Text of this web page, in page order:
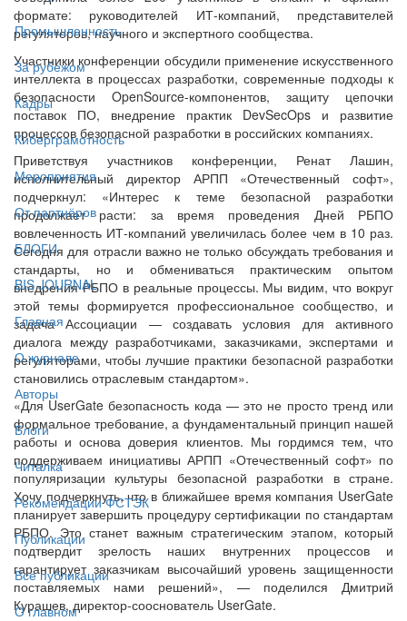
Промышленность
За рубежом
Кадры
Киберграмотность
Мероприятия
От партнёров
БЛОГИ
BIS JOURNAL
Главная
О журнале
Авторы
Блоги
Читалка
Рекомендации ФСТЭК
Публикации
Все публикации
О главном
формате: руководителей ИТ-компаний, представителей
регуляторов, научного и экспертного сообщества.
Участники конференции обсудили применение искусственного
интеллекта в процессах разработки, современные подходы к
безопасности OpenSource-компонентов, защиту цепочки
поставок ПО, внедрение практик DevSecOps и развитие
процессов безопасной разработки в российских компаниях.
Приветствуя участников конференции, Ренат Лашин,
исполнительный директор АРПП «Отечественный софт»,
подчеркнул: «Интерес к теме безопасной разработки
продолжает расти: за время проведения Дней РБПО
вовлеченность ИТ-компаний увеличилась более чем в 10 раз.
Сегодня для отрасли важно не только обсуждать требования и
стандарты, но и обмениваться практическим опытом
внедрения РБПО в реальные процессы. Мы видим, что вокруг
этой темы формируется профессиональное сообщество, и
задача Ассоциации — создавать условия для активного
диалога между разработчиками, заказчиками, экспертами и
регуляторами, чтобы лучшие практики безопасной разработки
становились отраслевым стандартом».
«Для UserGate безопасность кода — это не просто тренд или
формальное требование, а фундаментальный принцип нашей
работы и основа доверия клиентов. Мы гордимся тем, что
поддерживаем инициативы АРПП «Отечественный софт» по
популяризации культуры безопасной разработки в стране.
Хочу подчеркнуть, что в ближайшее время компания UserGate
планирует завершить процедуру сертификации по стандартам
РБПО. Это станет важным стратегическим этапом, который
подтвердит зрелость наших внутренних процессов и
гарантирует заказчикам высочайший уровень защищенности
поставляемых нами решений», — поделился Дмитрий
Курашев, директор-сооснователь UserGate.